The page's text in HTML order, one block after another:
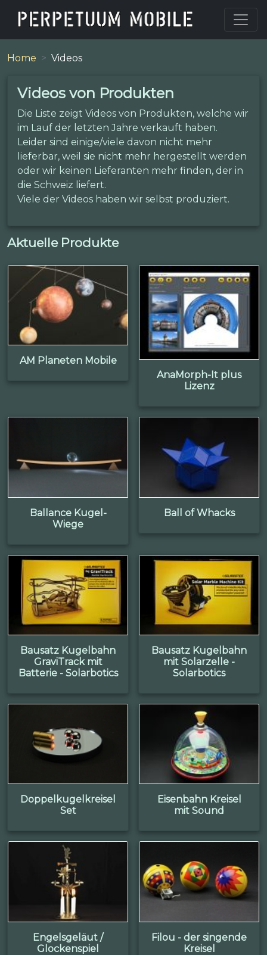
Home Videos
Videos von Produkten
Die Liste zeigt Videos von Produkten, welche wir
im Lauf der letzten Jahre verkauft haben.
Leider sind einige/viele davon nicht mehr
lieferbar, weil sie nicht mehr hergestellt werden
oder wir keinen Lieferanten mehr finden, der in
die Schweiz liefert.
Viele der Videos haben wir selbst produziert.
Aktuelle Produkte
AM Planeten Mobile
AnaMorph-It plus
Lizenz
Ballance Kugel-
Wiege
Ball of Whacks
Bausatz Kugelbahn
GraviTrack mit
Batterie - Solarbotics
Bausatz Kugelbahn
mit Solarzelle -
Solarbotics
Doppelkugelkreisel
Set
Eisenbahn Kreisel
mit Sound
Engelsgeläut /
Glockenspiel
Filou - der singende
Kreisel